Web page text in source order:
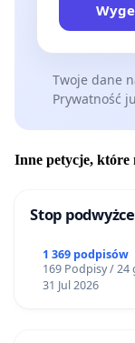
Twoje dane
Prywatność
Inne petycje, które
Stop
1 369 podpisów
169 Podpisy / 24
31 Jul 2026